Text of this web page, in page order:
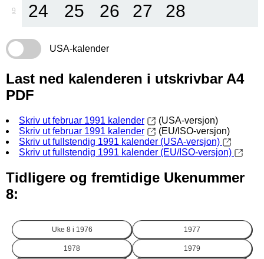
9 24 25 26 27 28
USA-kalender
Last ned kalenderen i utskrivbar A4
PDF
Skriv ut februar 1991 kalender
(USA-versjon)
Skriv ut februar 1991 kalender
(EU/ISO-versjon)
Skriv ut fullstendig 1991 kalender (USA-versjon)
Skriv ut fullstendig 1991 kalender (EU/ISO-versjon)
Tidligere og fremtidige Ukenummer
8:
Uke 8 i 1976 1977
1978 1979